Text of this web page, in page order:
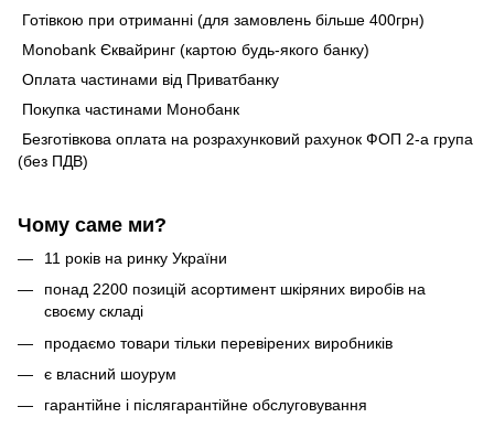
Готівкою при отриманні (для замовлень більше 400грн)
Monobank Єквайринг (картою будь-якого банку)
Оплата частинами від Приватбанку
Покупка частинами Монобанк
Безготівкова оплата на розрахунковий рахунок ФОП 2-а група
(без ПДВ)
Чому саме ми?
11 років на ринку України
понад 2200 позицій асортимент шкіряних виробів на
своєму складі
продаємо товари тільки перевірених виробників
є власний шоурум
гарантійне і післягарантійне обслуговування